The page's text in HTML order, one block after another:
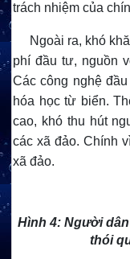
trách nhiệm của
Ngoài ra, khó
phí đầu tư, nguồn
Các công nghệ
hóa học từ biển.
cao, khó thu hút
các xã đảo. Chính
xã đảo.
Hình 4: Người dân
thói